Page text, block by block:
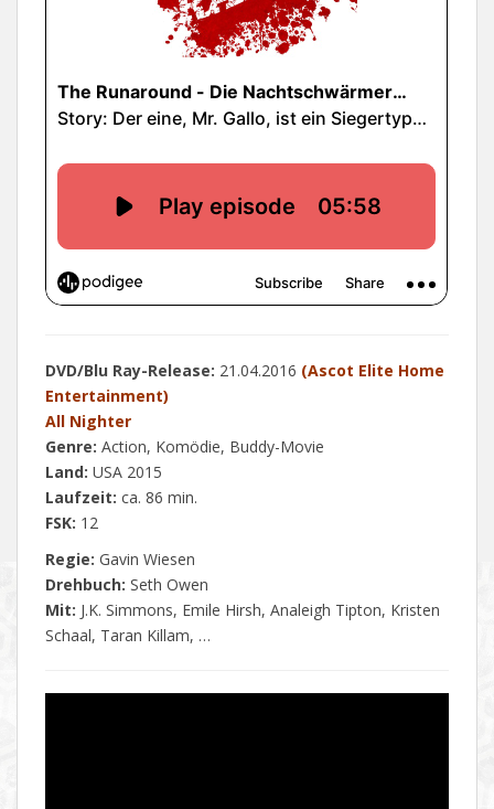
DVD/Blu Ray-Release: 21.04.2016 (Ascot Elite Home
Entertainment)
All Nighter
Genre: Action, Komödie, Buddy-Movie
Land: USA 2015
Laufzeit: ca. 86 min.
FSK: 12
Regie: Gavin Wiesen
Drehbuch: Seth Owen
Mit: J.K. Simmons, Emile Hirsh, Analeigh Tipton, Kristen
Schaal, Taran Killam, …